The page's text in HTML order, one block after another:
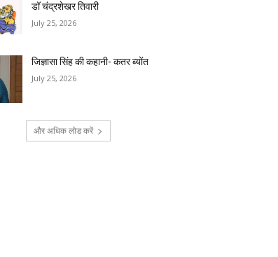
डॉ चंद्रशेखर तिवारी
July 25, 2026
जिज्ञासा सिंह की कहानी- कतर ब्योंत
July 25, 2026
और अधिक लोड करें